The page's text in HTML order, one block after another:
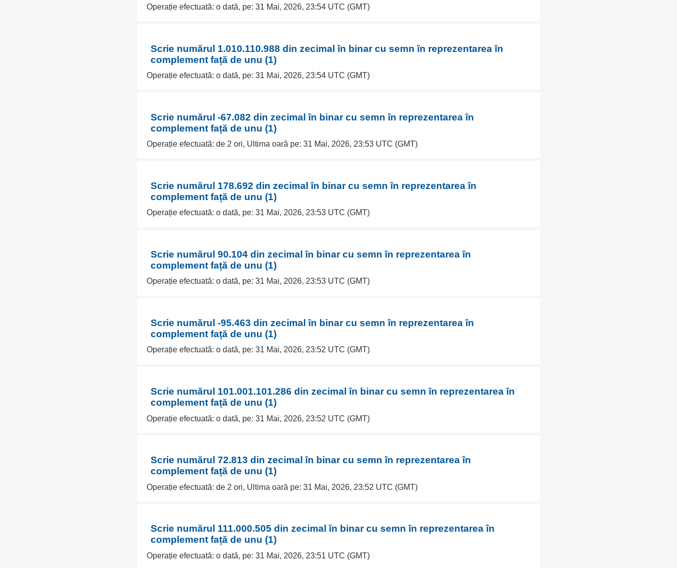
Operație efectuată: o dată, pe: 31 Mai, 2026, 23:54 UTC (GMT)
Scrie numărul 1.010.110.988 din zecimal în binar cu semn în reprezentarea în
complement față de unu (1)
Operație efectuată: o dată, pe: 31 Mai, 2026, 23:54 UTC (GMT)
Scrie numărul -67.082 din zecimal în binar cu semn în reprezentarea în
complement față de unu (1)
Operație efectuată: de 2 ori, Ultima oară pe: 31 Mai, 2026, 23:53 UTC (GMT)
Scrie numărul 178.692 din zecimal în binar cu semn în reprezentarea în
complement față de unu (1)
Operație efectuată: o dată, pe: 31 Mai, 2026, 23:53 UTC (GMT)
Scrie numărul 90.104 din zecimal în binar cu semn în reprezentarea în
complement față de unu (1)
Operație efectuată: o dată, pe: 31 Mai, 2026, 23:53 UTC (GMT)
Scrie numărul -95.463 din zecimal în binar cu semn în reprezentarea în
complement față de unu (1)
Operație efectuată: o dată, pe: 31 Mai, 2026, 23:52 UTC (GMT)
Scrie numărul 101.001.101.286 din zecimal în binar cu semn în reprezentarea în
complement față de unu (1)
Operație efectuată: o dată, pe: 31 Mai, 2026, 23:52 UTC (GMT)
Scrie numărul 72.813 din zecimal în binar cu semn în reprezentarea în
complement față de unu (1)
Operație efectuată: de 2 ori, Ultima oară pe: 31 Mai, 2026, 23:52 UTC (GMT)
Scrie numărul 111.000.505 din zecimal în binar cu semn în reprezentarea în
complement față de unu (1)
Operație efectuată: o dată, pe: 31 Mai, 2026, 23:51 UTC (GMT)